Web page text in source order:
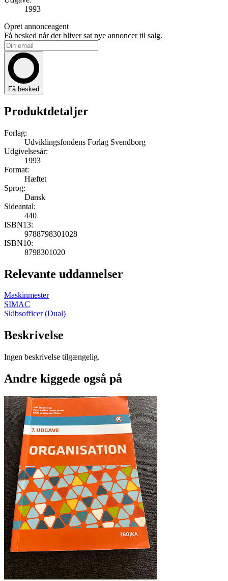
1993
Opret annonceagent
Få besked når der bliver sat nye annoncer til salg.
Få besked
Produktdetaljer
Forlag:
Udviklingsfondens Forlag Svendborg
Udgivelsesår:
1993
Format:
Hæftet
Sprog:
Dansk
Sideantal:
440
ISBN13:
9788798301028
ISBN10:
8798301020
Relevante uddannelser
Maskinmester
SIMAC
Skibsofficer (Dual)
Beskrivelse
Ingen beskrivelse tilgængelig.
Andre kiggede også på